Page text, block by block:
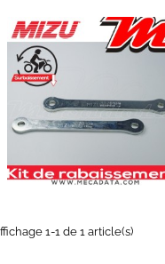
1-1 de 1 article(s)